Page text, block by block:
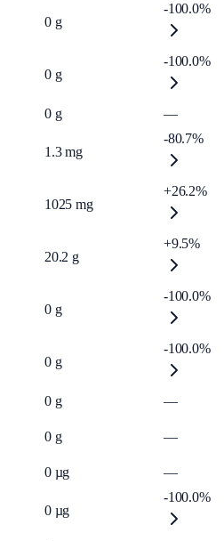
0 g
-100.0%
0 g
-100.0%
0 g —
1.3 mg
-80.7%
1025 mg
+26.2%
20.2 g
+9.5%
0 g
-100.0%
0 g
-100.0%
0 g
—
0 g —
0 µg —
0 µg
-100.0%